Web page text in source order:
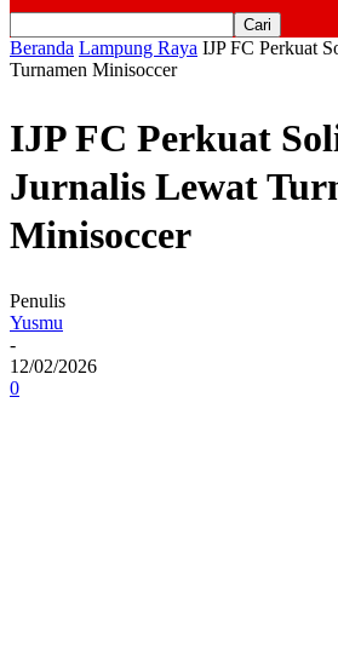
Beranda Lampung Raya IJP FC Perkuat
Turnamen Minisoccer
IJP FC Perkuat
Jurnalis Lewat
Minisoccer
Penulis
Yusmu
-
12/02/2026
0